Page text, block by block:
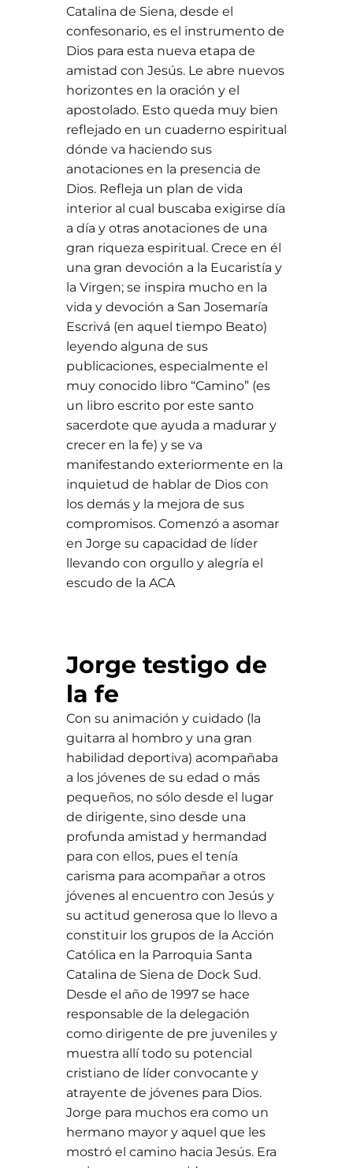
Catalina de Siena, desde el
confesonario, es el instrumento de
Dios para esta nueva etapa de
amistad con Jesús. Le abre nuevos
horizontes en la oración y el
apostolado. Esto queda muy bien
reflejado en un cuaderno espiritual
dónde va haciendo sus
anotaciones en la presencia de
Dios. Refleja un plan de vida
interior al cual buscaba exigirse día
a día y otras anotaciones de una
gran riqueza espiritual. Crece en él
una gran devoción a la Eucaristía y
la Virgen; se inspira mucho en la
vida y devoción a San Josemaría
Escrivá (en aquel tiempo Beato)
leyendo alguna de sus
publicaciones, especialmente el
muy conocido libro “Camino” (es
un libro escrito por este santo
sacerdote que ayuda a madurar y
crecer en la fe) y se va
manifestando exteriormente en la
inquietud de hablar de Dios con
los demás y la mejora de sus
compromisos. Comenzó a asomar
en Jorge su capacidad de líder
llevando con orgullo y alegría el
escudo de la ACA
Jorge testigo de
la fe
Con su animación y cuidado (la
guitarra al hombro y una gran
habilidad deportiva) acompañaba
a los jóvenes de su edad o más
pequeños, no sólo desde el lugar
de dirigente, sino desde una
profunda amistad y hermandad
para con ellos, pues el tenía
carisma para acompañar a otros
jóvenes al encuentro con Jesús y
su actitud generosa que lo llevo a
constituir los grupos de la Acción
Católica en la Parroquia Santa
Catalina de Siena de Dock Sud.
Desde el año de 1997 se hace
responsable de la delegación
como dirigente de pre juveniles y
muestra allí todo su potencial
cristiano de líder convocante y
atrayente de jóvenes para Dios.
Jorge para muchos era como un
hermano mayor y aquel que les
mostró el camino hacia Jesús. Era